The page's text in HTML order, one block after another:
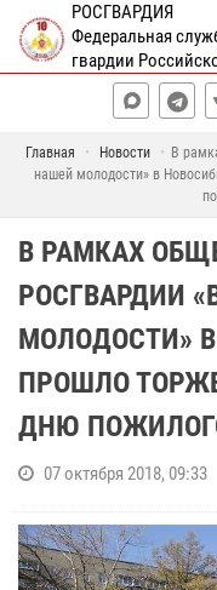
РОСГВАРДИЯ
Федеральная
гвардии
Главная Новости
В
нашей молодости» в
В РАМКАХ
РОСГВАРДИИ
МОЛОДОСТИ»
ПРОШЛО
ДНЮ
07 октября 2018, 09:33